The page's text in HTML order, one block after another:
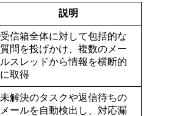
説明
受信箱全体に対して包括的な
質問を投げかけ、複数のメー
ルスレッドから情報を横断的
に取得
未解決のタスクや返信待ちの
メールを自動検出し、対応漏